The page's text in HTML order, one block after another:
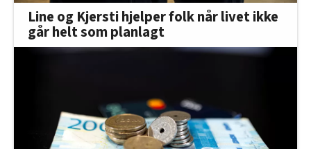
Line og Kjersti hjelper folk når livet ikke
går helt som planlagt